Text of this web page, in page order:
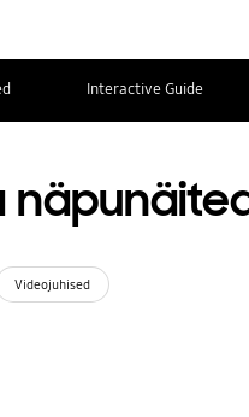
Interactive Guide
Videojuhised